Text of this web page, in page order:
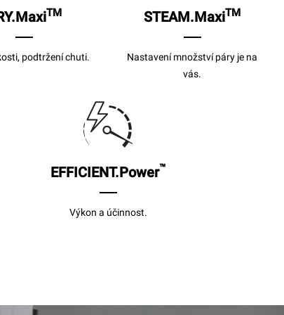
TM
podtržení chuti.
STEAM.MaxiTM
Nastavení množství páry je na
vás.
EFFICIENT.Power™
Výkon a účinnost.